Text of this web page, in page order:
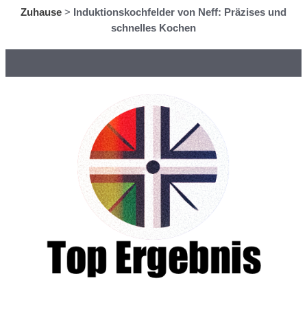
Zuhause > Induktionskochfelder von Neff: Präzises und
schnelles Kochen